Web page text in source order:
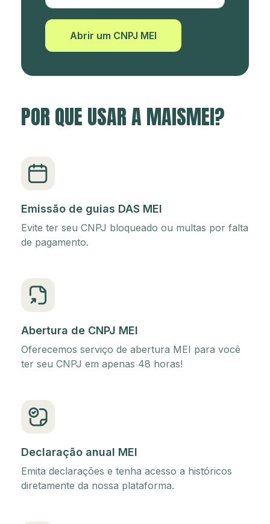
Abrir um CNPJ MEI
POR QUE USAR A MAISMEI?
Emissão de guias DAS MEI
Evite ter seu CNPJ bloqueado ou multas por falta
de pagamento.
Abertura de CNPJ MEI
Oferecemos serviço de abertura MEI para você
ter seu CNPJ em apenas 48 horas!
Declaração anual MEI
Emita declarações e tenha acesso a históricos
diretamente da nossa plataforma.